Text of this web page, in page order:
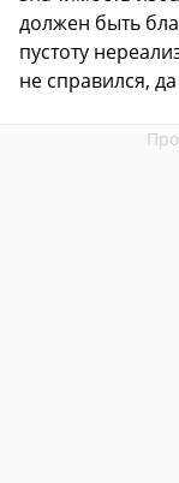
должен быть
пустоту
не справился,